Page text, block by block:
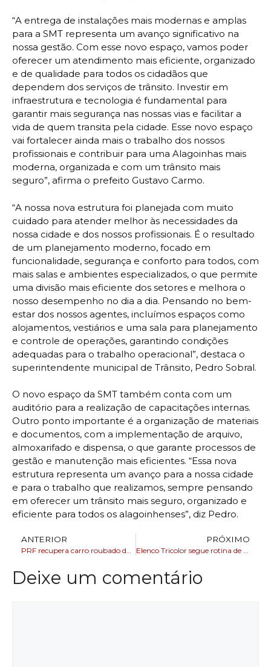
“A entrega de instalações mais modernas e amplas
para a SMT representa um avanço significativo na
nossa gestão. Com esse novo espaço, vamos poder
oferecer um atendimento mais eficiente, organizado
e de qualidade para todos os cidadãos que
dependem dos serviços de trânsito. Investir em
infraestrutura e tecnologia é fundamental para
garantir mais segurança nas nossas vias e facilitar a
vida de quem transita pela cidade. Esse novo espaço
vai fortalecer ainda mais o trabalho dos nossos
profissionais e contribuir para uma Alagoinhas mais
moderna, organizada e com um trânsito mais
seguro”, afirma o prefeito Gustavo Carmo.
“A nossa nova estrutura foi planejada com muito
cuidado para atender melhor às necessidades da
nossa cidade e dos nossos profissionais. É o resultado
de um planejamento moderno, focado em
funcionalidade, segurança e conforto para todos, com
mais salas e ambientes especializados, o que permite
uma divisão mais eficiente dos setores e melhora o
nosso desempenho no dia a dia. Pensando no bem-
estar dos nossos agentes, incluímos espaços como
alojamentos, vestiários e uma sala para planejamento
e controle de operações, garantindo condições
adequadas para o trabalho operacional”, destaca o
superintendente municipal de Trânsito, Pedro Sobral.
O novo espaço da SMT também conta com um
auditório para a realização de capacitações internas.
Outro ponto importante é a organização de materiais
e documentos, com a implementação de arquivo,
almoxarifado e dispensa, o que garante processos de
gestão e manutenção mais eficientes. “Essa nova
estrutura representa um avanço para a nossa cidade
e para o trabalho que realizamos, sempre pensando
em oferecer um trânsito mais seguro, organizado e
eficiente para todos os alagoinhenses”, diz Pedro.
ANTERIOR
PRF recupera carro roubado durante fiscalização em São Mateus
PRÓXIMO
Elenco Tricolor segue rotina de preparação para iniciar segundo semestre
Deixe um comentário